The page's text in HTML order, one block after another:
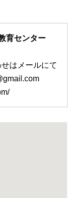
育センター
はメールにて